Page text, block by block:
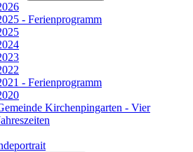
- Ferienprogramm
- Ferienprogramm
Kirchenpingarten - Vier